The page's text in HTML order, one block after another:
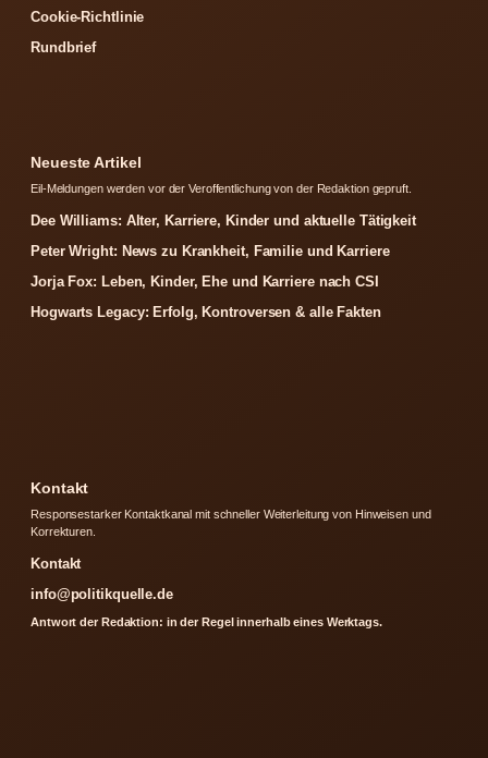
Cookie-Richtlinie
Rundbrief
Neueste Artikel
Eil-Meldungen werden vor der Veroffentlichung von der Redaktion gepruft.
Dee Williams: Alter, Karriere, Kinder und aktuelle Tätigkeit
Peter Wright: News zu Krankheit, Familie und Karriere
Jorja Fox: Leben, Kinder, Ehe und Karriere nach CSI
Hogwarts Legacy: Erfolg, Kontroversen & alle Fakten
Kontakt
Responsestarker Kontaktkanal mit schneller Weiterleitung von Hinweisen und
Korrekturen.
Kontakt
info@politikquelle.de
Antwort der Redaktion: in der Regel innerhalb eines Werktags.